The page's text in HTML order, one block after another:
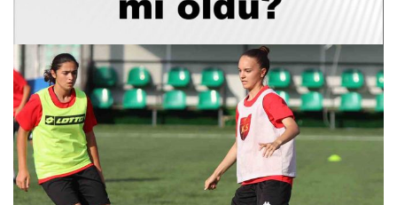
27 Temmuz 2026 Deprem Raporu: İstanbul, Ankara, İzmir
ve Türkiye Genelindeki Son Durum
27.07.2026 09:20